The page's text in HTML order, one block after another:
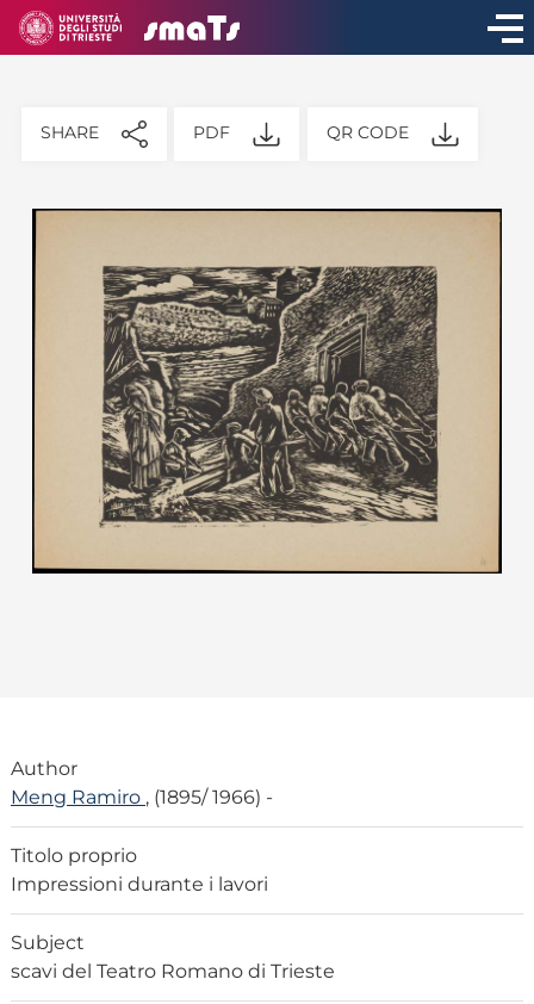
SHARE PDF QR CODE
Author
Meng Ramiro , (1895/ 1966) -
Titolo proprio
Impressioni durante i lavori
Subject
scavi del Teatro Romano di Trieste